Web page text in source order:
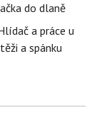
do dlaně
a práce u
a spánku